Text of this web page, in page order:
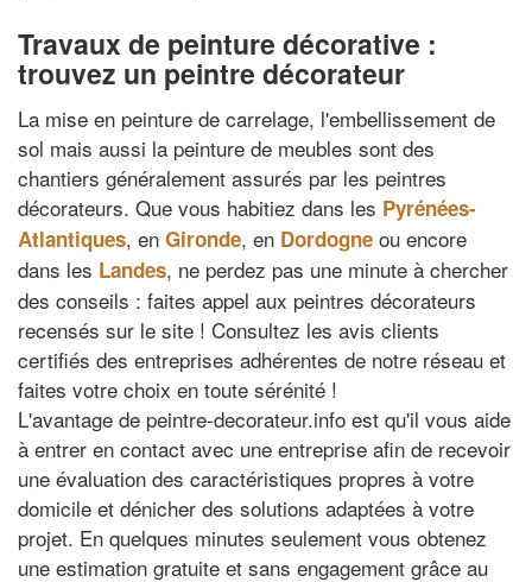
Travaux de peinture décorative :
trouvez un peintre décorateur
La mise en peinture de carrelage, l'embellissement de
sol mais aussi la peinture de meubles sont des
chantiers généralement assurés par les peintres
décorateurs. Que vous habitiez dans les Pyrénées-
Atlantiques, en Gironde, en Dordogne ou encore
dans les Landes, ne perdez pas une minute à chercher
des conseils : faites appel aux peintres décorateurs
recensés sur le site ! Consultez les avis clients
certifiés des entreprises adhérentes de notre réseau et
faites votre choix en toute sérénité !
L'avantage de peintre-decorateur.info est qu'il vous aide
à entrer en contact avec une entreprise afin de recevoir
une évaluation des caractéristiques propres à votre
domicile et dénicher des solutions adaptées à votre
projet. En quelques minutes seulement vous obtenez
une estimation gratuite et sans engagement grâce au